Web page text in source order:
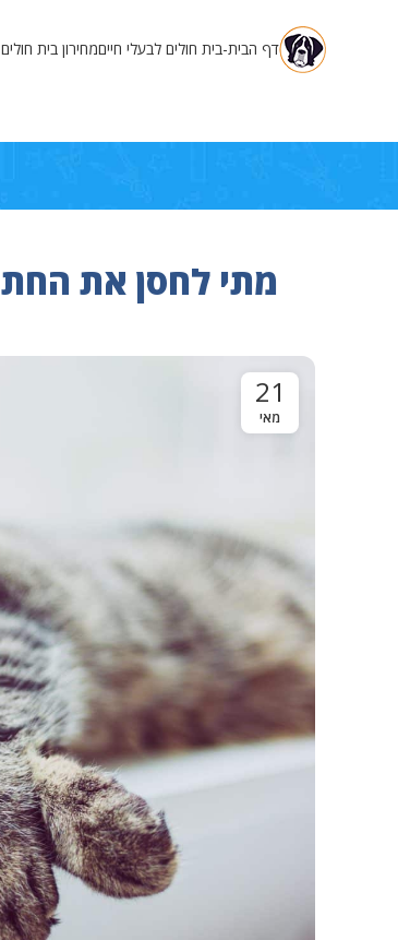
דף הבית-בית חולים לבעלי חייםמחירון בית
מתי לחסן את
21
מאי